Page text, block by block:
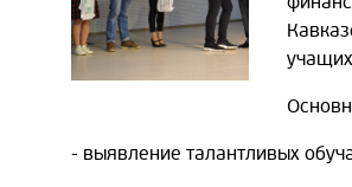
- выявление талантливых